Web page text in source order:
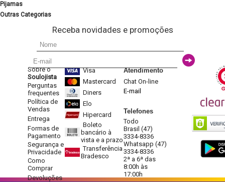
Pijamas
Outras Categorias
Receba novidades e promoções
Sobre o
Soulojista
Perguntas
frequentes
Política de
Vendas
Entrega
Formas de
Pagamento
Segurança e
Privacidade
Como
Comprar
Devoluções
Visa
Mastercard
Diners
Elo
Hipercard
Boleto
bancário à
vista e a prazo
Transferência
Bradesco
Atendimento
Chat On-line
E-mail
Telefones
Todo
Brasil (47)
3334-8336
Whatsapp (47)
3334-8336
2ª a 6ª das
8:00h às
17:00h